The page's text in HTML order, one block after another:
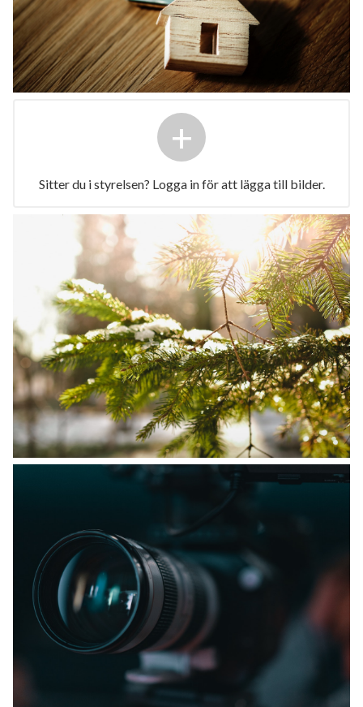
+
Sitter du i styrelsen? Logga in för att lägga till bilder.